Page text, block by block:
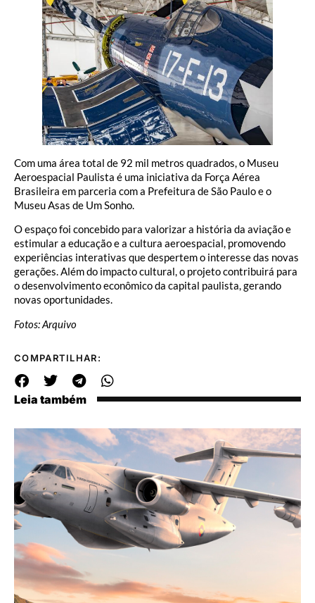
Com uma área total de 92 mil metros quadrados, o Museu
Aeroespacial Paulista é uma iniciativa da Força Aérea
Brasileira em parceria com a Prefeitura de São Paulo e o
Museu Asas de Um Sonho.
O espaço foi concebido para valorizar a história da aviação e
estimular a educação e a cultura aeroespacial, promovendo
experiências interativas que despertem o interesse das novas
gerações. Além do impacto cultural, o projeto contribuirá para
o desenvolvimento econômico da capital paulista, gerando
novas oportunidades.
Fotos: Arquivo
COMPARTILHAR:
Leia também